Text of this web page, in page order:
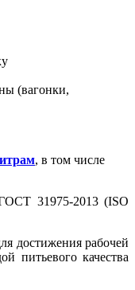
(вагонки,
, в том числе
31975-2013 (ISO
достижения рабочей
питьевого качества